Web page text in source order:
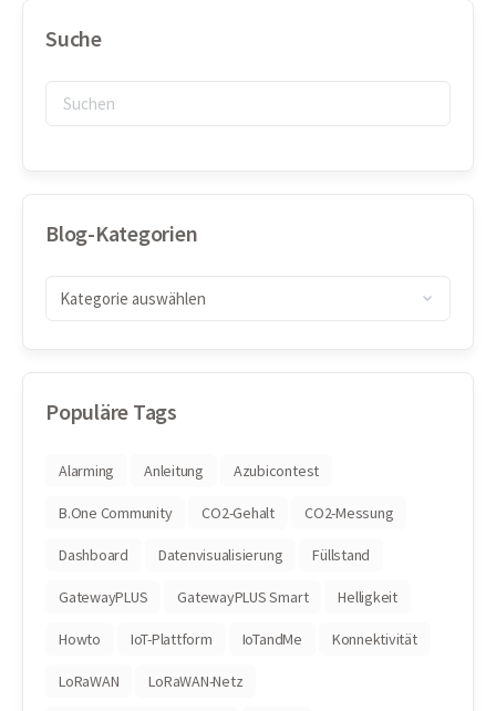
Suche
Blog-Kategorien
Populäre Tags
Alarming Anleitung Azubicontest
B.One Community CO2-Gehalt CO2-Messung
Dashboard Datenvisualisierung Füllstand
GatewayPLUS GatewayPLUS Smart Helligkeit
Howto IoT-Plattform IoTandMe Konnektivität
LoRaWAN LoRaWAN-Netz